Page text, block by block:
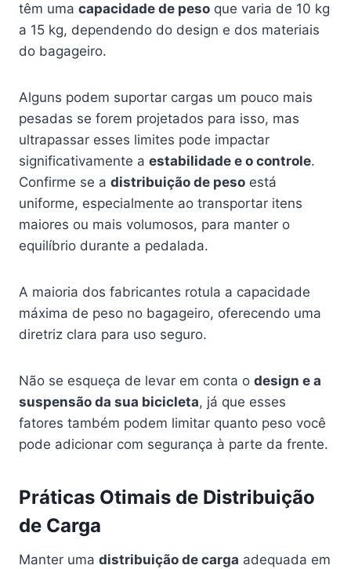
têm uma capacidade de peso que varia de 10 kg
a 15 kg, dependendo do design e dos materiais
do bagageiro.
Alguns podem suportar cargas um pouco mais
pesadas se forem projetados para isso, mas
ultrapassar esses limites pode impactar
significativamente a estabilidade e o controle.
Confirme se a distribuição de peso está
uniforme, especialmente ao transportar itens
maiores ou mais volumosos, para manter o
equilíbrio durante a pedalada.
A maioria dos fabricantes rotula a capacidade
máxima de peso no bagageiro, oferecendo uma
diretriz clara para uso seguro.
Não se esqueça de levar em conta o design e a
suspensão da sua bicicleta, já que esses
fatores também podem limitar quanto peso você
pode adicionar com segurança à parte da frente.
Práticas Otimais de Distribuição
de Carga
Manter uma distribuição de carga adequada em